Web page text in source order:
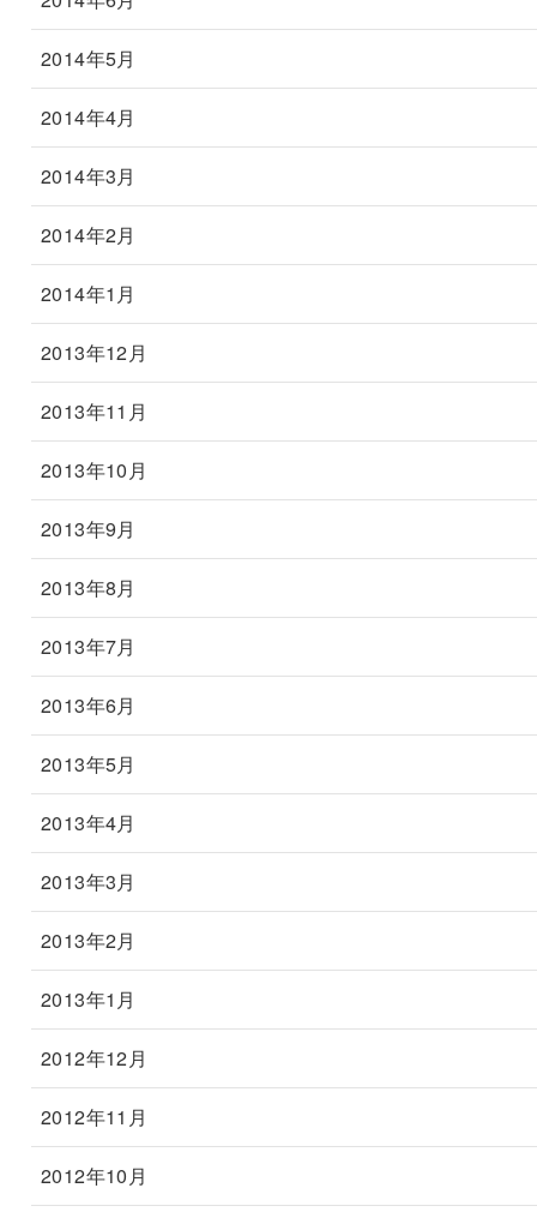
2014年5月
2014年4月
2014年3月
2014年2月
2014年1月
2013年12月
2013年11月
2013年10月
2013年9月
2013年8月
2013年7月
2013年6月
2013年5月
2013年4月
2013年3月
2013年2月
2013年1月
2012年12月
2012年11月
2012年10月